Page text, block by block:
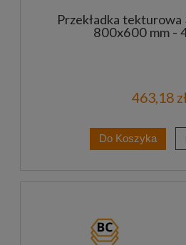
Przekładka
800x600 mm -
463,18
Do Koszyka